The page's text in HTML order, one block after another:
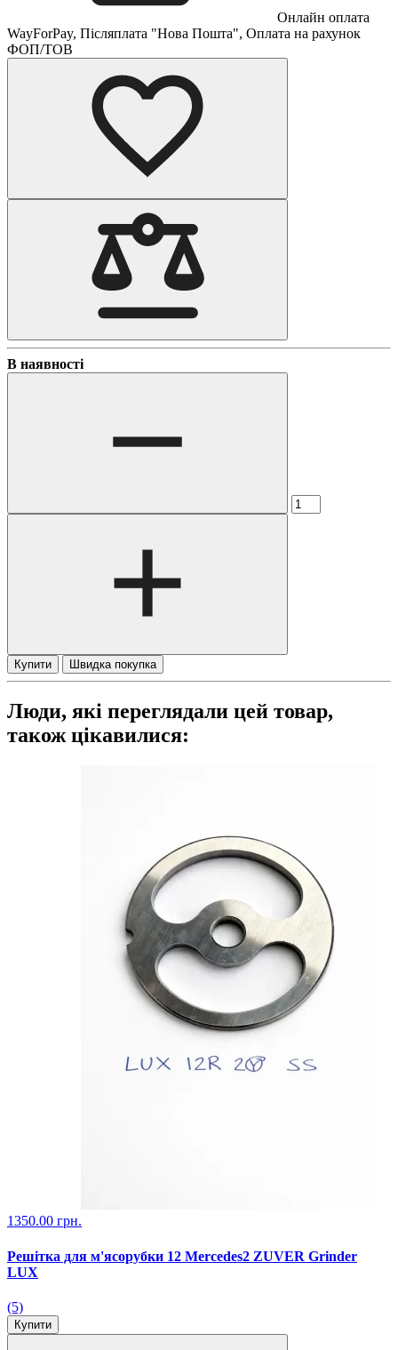
Онлайн оплата
WayForPay, Післяплата "Нова Пошта", Оплата на рахунок
ФОП/ТОВ
В наявності
Купити Швидка покупка
Люди, які переглядали цей товар,
також цікавилися:
1350.00 грн.
Решітка для м'ясорубки 12 Mercedes2 ZUVER Grinder
LUX
(5)
Купити